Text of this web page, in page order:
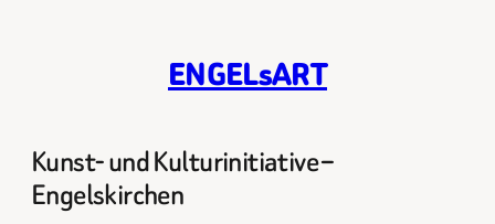
ENGELsART
Kunst- und Kulturinitiative –
Engelskirchen